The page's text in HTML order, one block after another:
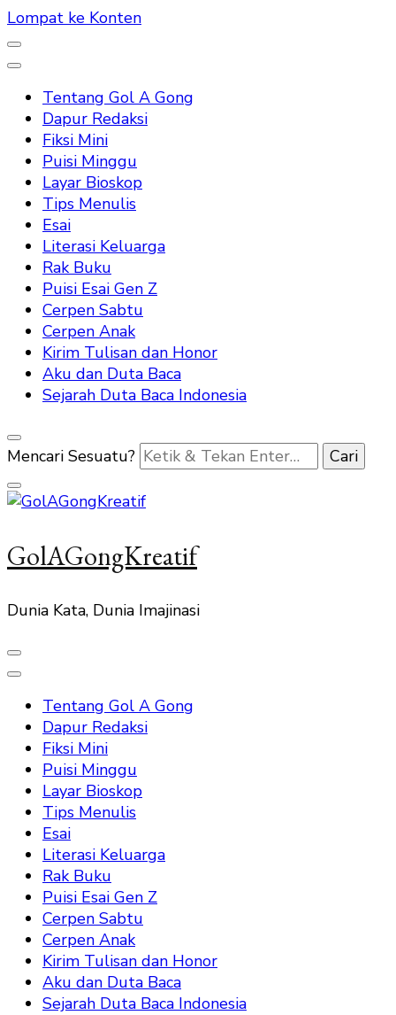
Lompat ke Konten
Tentang Gol A Gong
Dapur Redaksi
Fiksi Mini
Puisi Minggu
Layar Bioskop
Tips Menulis
Esai
Literasi Keluarga
Rak Buku
Puisi Esai Gen Z
Cerpen Sabtu
Cerpen Anak
Kirim Tulisan dan Honor
Aku dan Duta Baca
Sejarah Duta Baca Indonesia
Mencari Sesuatu?
GolAGongKreatif
Dunia Kata, Dunia Imajinasi
Tentang Gol A Gong
Dapur Redaksi
Fiksi Mini
Puisi Minggu
Layar Bioskop
Tips Menulis
Esai
Literasi Keluarga
Rak Buku
Puisi Esai Gen Z
Cerpen Sabtu
Cerpen Anak
Kirim Tulisan dan Honor
Aku dan Duta Baca
Sejarah Duta Baca Indonesia